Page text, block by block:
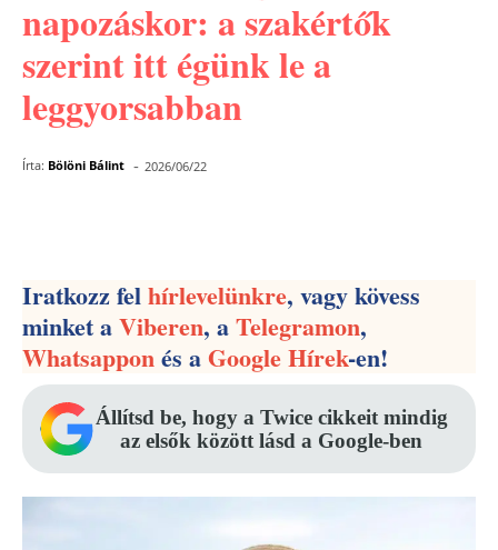
napozáskor: a szakértők
szerint itt égünk le a
leggyorsabban
Írta: Bölöni Bálint - 2026/06/22
Iratkozz felhírlevelünkre, vagy kövess
minket aViberen, aTelegramon,
Whatsapponés aGoogle Hírek-en!
Állítsd be, hogy a Twice cikkeit mindig
az elsők között lásd a Google-ben